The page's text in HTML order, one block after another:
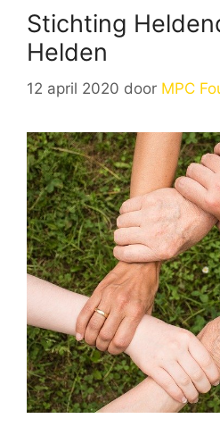
Stichting
Helden
12 april 2020 door MPC